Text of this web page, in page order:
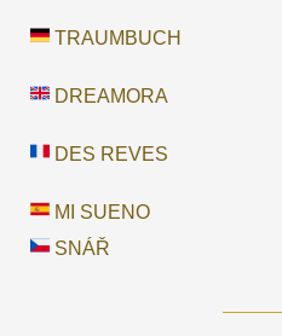
TRAUMBUCH
DREAMORA
DES REVES
MI SUENO
SNÁŘ